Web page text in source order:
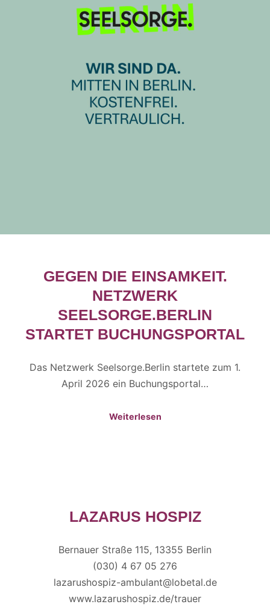
GEGEN DIE EINSAMKEIT.
NETZWERK
SEELSORGE.BERLIN
STARTET BUCHUNGSPORTAL
Das Netzwerk Seelsorge.Berlin startete zum 1.
April 2026 ein Buchungsportal…
Weiterlesen
LAZARUS HOSPIZ
Bernauer Straße 115, 13355 Berlin
(030) 4 67 05 276
lazarushospiz-ambulant@lobetal.de
www.lazarushospiz.de/trauer